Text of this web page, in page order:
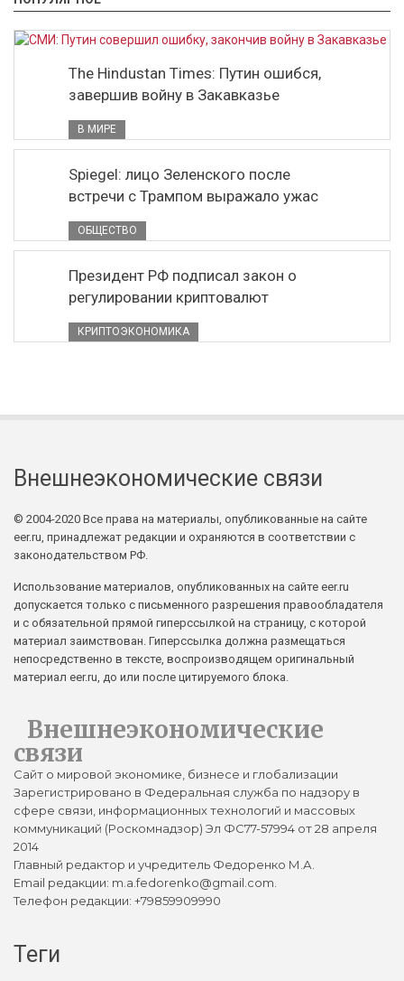
The Hindustan Times: Путин ошибся,
завершив войну в Закавказье
В МИРЕ
Spiegel: лицо Зеленского после
встречи с Трампом выражало ужас
ОБЩЕСТВО
Президент РФ подписал закон о
регулировании криптовалют
КРИПТОЭКОНОМИКА
Внешнеэкономические связи
© 2004-2020 Все права на материалы, опубликованные на сайте
eer.ru, принадлежат редакции и охраняются в соответствии с
законодательством РФ.
Использование материалов, опубликованных на сайте eer.ru
допускается только с письменного разрешения правообладателя
и с обязательной прямой гиперссылкой на страницу, с которой
материал заимствован. Гиперссылка должна размещаться
непосредственно в тексте, воспроизводящем оригинальный
материал eer.ru, до или после цитируемого блока.
Внешнеэкономические
связи
Сайт о мировой экономике, бизнесе и глобализации
Зарегистрировано в Федеральная служба по надзору в
сфере связи, информационных технологий и массовых
коммуникаций (Роскомнадзор) Эл ФС77-57994 от 28 апреля
2014
Главный редактор и учредитель Федоренко М.А.
Email редакции: m.a.fedorenko@gmail.com.
Телефон редакции: +79859909990
Теги